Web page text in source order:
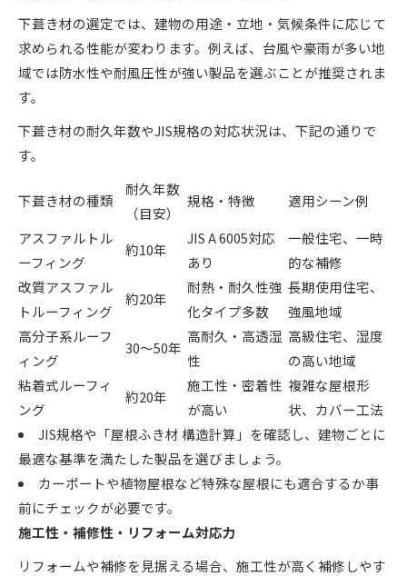
下葺き材の選定では、建物の用途・立地・気候条件に応じて
求められる性能が変わります。例えば、台風や豪雨が多い地
域では防水性や耐風圧性が強い製品を選ぶことが推奨されま
す。
下葺き材の耐久年数やJIS規格の対応状況は、下記の通りで
す。
下葺き材の種類
耐久年数
（目安）
規格・特徴
適用シーン例
アスファルトル
ーフィング
約10年
JIS A 6005対応
あり
一般住宅、一時
的な補修
改質アスファル
トルーフィング
約20年
耐熱・耐久性強
化タイプ多数
長期使用住宅、
強風地域
高分子系ルーフ
ィング
30～50年
高耐久・高透湿
性
高級住宅、湿度
の高い地域
粘着式ルーフィ
ング
約20年
施工性・密着性
が高い
複雑な屋根形
状、カバー工法
JIS規格や「屋根ふき材 構造計算」を確認し、建物ごとに
最適な基準を満たした製品を選びましょう。
カーポートや植物屋根など特殊な屋根にも適合するか事
前にチェックが必要です。
施工性・補修性・リフォーム対応力
リフォームや補修を見据える場合、施工性が高く補修しやす